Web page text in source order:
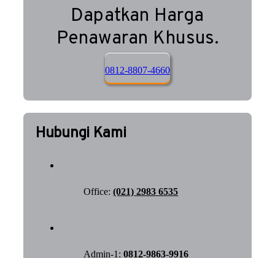
Dapatkan Harga
Penawaran Khusus.
0812-8807-4660
Hubungi Kami
Office:(021) 2983 6535
Admin-1:0812-9863-9916